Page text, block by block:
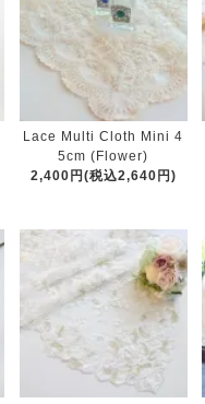
Lace Multi Cloth Mini 4
5cm (Flower)
2,400円(税込2,640円)